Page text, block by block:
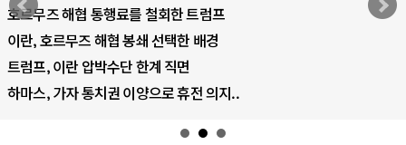
호르무즈 해협 통행료를 철회한 트럼프
이란, 호르무즈 해협 봉쇄 선택한 배경
트럼프, 이란 압박수단 한계 직면
하마스, 가자 통치권 이양으로 휴전 의지..